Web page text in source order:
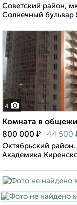
Советский район,
Солнечный бульвар
4
Комната в
800 000 ₽ 44 500
Октябрьский
Академика